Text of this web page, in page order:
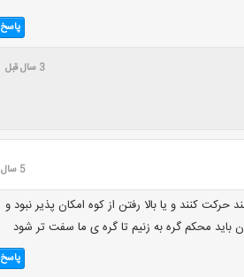
پاسخ
3 سال قبل
5 سال قبل
حرکت کنند و یا بالا رفتن از کوه امکان پذیر نبود و
باید محکم گره به زنیم تا گره ی ما سفت تر شود
پاسخ